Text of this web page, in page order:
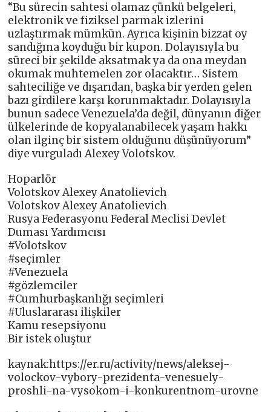
“Bu sürecin sahtesi olamaz çünkü belgeleri,
elektronik ve fiziksel parmak izlerini
uzlaştırmak mümkün. Ayrıca kişinin bizzat oy
sandığına koyduğu bir kupon. Dolayısıyla bu
süreci bir şekilde aksatmak ya da ona meydan
okumak muhtemelen zor olacaktır… Sistem
sahteciliğe ve dışarıdan, başka bir yerden gelen
bazı girdilere karşı korunmaktadır. Dolayısıyla
bunun sadece Venezuela’da değil, dünyanın diğer
ülkelerinde de kopyalanabilecek yaşam hakkı
olan ilginç bir sistem olduğunu düşünüyorum”
diye vurguladı Alexey Volotskov.
Hoparlör
Volotskov Alexey Anatolievich
Volotskov Alexey Anatolievich
Rusya Federasyonu Federal Meclisi Devlet
Duması Yardımcısı
#Volotskov
#seçimler
#Venezuela
#gözlemciler
#Cumhurbaşkanlığı seçimleri
#Uluslararası ilişkiler
Kamu resepsiyonu
Bir istek oluştur
kaynak:https://er.ru/activity/news/aleksej-
volockov-vybory-prezidenta-venesuely-
proshli-na-vysokom-i-konkurentnom-urovne